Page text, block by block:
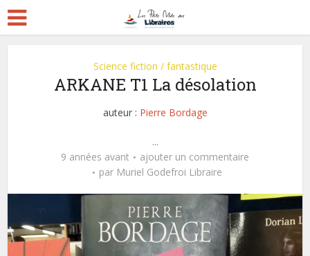
Science fiction / fantastique
ARKANE T1 La désolation
auteur : Pierre Bordage
...
9 années avant
ajouter un commentaire
par Muriel Godefroi Libraire